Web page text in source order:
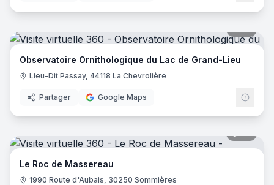
Observatoire Ornithologique du Lac de Grand-Lieu
Lieu-Dit Passay, 44118 La Chevrolière
Partager Google Maps
Le Roc de Massereau
1990 Route d'Aubais, 30250 Sommières